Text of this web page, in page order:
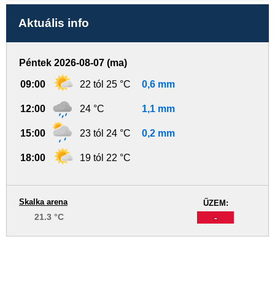
Aktuális info
Péntek 2026-08-07 (ma)
09:00 22 tól 25 °C 0,6 mm
12:00 24 °C 1,1 mm
15:00 23 tól 24 °C 0,2 mm
18:00 19 tól 22 °C
ŰZEM:
-
Skalka arena
21.3 °C